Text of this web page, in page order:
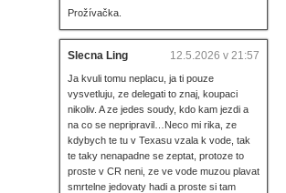
Prožívačka.
Slecna Ling 12.5.2026 v 21:57
Ja kvuli tomu neplacu, ja ti pouze
vysvetluju, ze delegati to znaj, koupaci
nikoliv. A ze jedes soudy, kdo kam jezdi a
na co se nepripravil…Neco mi rika, ze
kdybych te tu v Texasu vzala k vode, tak
te taky nenapadne se zeptat, protoze to
proste v CR neni, ze ve vode muzou plavat
smrtelne jedovaty hadi a proste si tam